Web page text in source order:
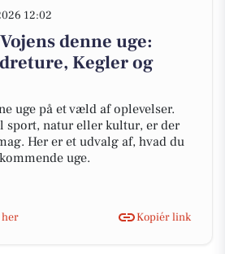
12:02
denne uge:
Kegler og
uge på et væld af oplevelser.
sport, natur eller kultur, er der
Her er et udvalg af, hvad du
uge.
Kopiér link